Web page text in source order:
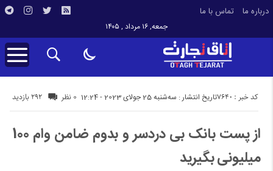
درباره ما تماس با ما
جمعه, ۱۶ مرداد , ۱۴۰۵
تاریخ انتشار : سه‌شنبه 25 جولای 2023 - 12:24 292 بازدید کد خبر : 7640 0 نظر
از پست بانک بی دردسر و بدوم ضامن وام 100
میلیونی بگیرید